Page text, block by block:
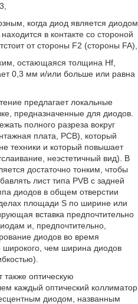
когда диод является диодом
в контакте со стороной
от стороны F2 (стороны FA),
остающаяся толщина Hf,
0,3 мм и/или больше или равна
предлагает локальные
предназначенные для диодов.
полного разреза вокруг
плата, PCB), который
техники и который повышает
неэстетичный вид). В
достаточно тонким, чтобы
лист типа PVB с задней
диодов в общем отверстии
площади S по ширине или
вставка предпочтительно
и, предпочтительно,
диодов во время
широкого, чем ширина диодов
также оптическую
каждый оптический коллиматор
диодом, названным